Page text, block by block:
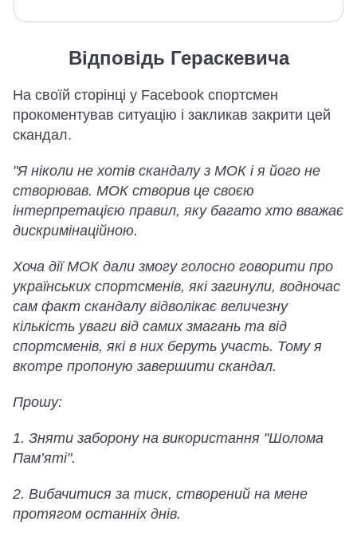
Відповідь Гераскевича
На своїй сторінці у Facebook спортсмен
прокоментував ситуацію і закликав закрити цей
скандал.
"Я ніколи не хотів скандалу з МОК і я його не
створював. МОК створив це своєю
інтерпретацією правил, яку багато хто вважає
дискримінаційною.
Хоча дії МОК дали змогу голосно говорити про
українських спортсменів, які загинули, водночас
сам факт скандалу відволікає величезну
кількість уваги від самих змагань та від
спортсменів, які в них беруть участь. Тому я
вкотре пропоную завершити скандал.
Прошу:
1. Зняти заборону на використання "Шолома
Пам’яті".
2. Вибачитися за тиск, створений на мене
протягом останніх днів.